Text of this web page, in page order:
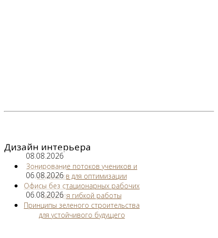
Дизайн интерьера
08.08.2026
Зонирование потоков учеников и
студентов для оптимизации
06.08.2026
Офисы без стационарных рабочих
мест для гибкой работы
06.08.2026
Принципы зеленого строительства
для устойчивого будущего